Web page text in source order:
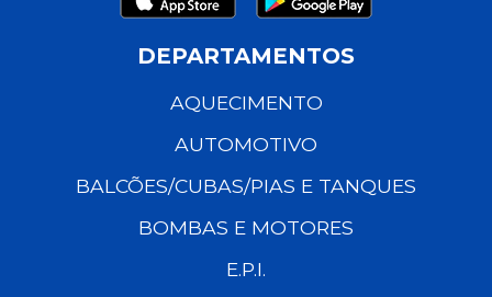
DEPARTAMENTOS
AQUECIMENTO
AUTOMOTIVO
BALCÕES/CUBAS/PIAS E TANQUES
BOMBAS E MOTORES
E.P.I.